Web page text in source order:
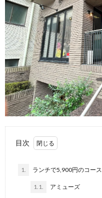
目次
1. ランチで5,900円のコース
1.1. アミューズ